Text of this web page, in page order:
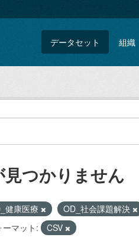
データセット 組織
つかりません
健康医療 OD_社会課題解決
ーマット: CSV